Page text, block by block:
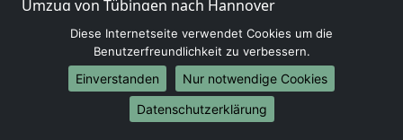
Umzug von Tübingen nach Hannover
Umzug von Tübingen nach Nürnberg
Umzug von Tübingen nach Duisburg
Umzug von Tübingen nach Bochum
Umzug von Tübingen nach Wuppertal
Umzug von Tübingen nach Bielefeld
Diese Internetseite verwendet Cookies um die
Benutzerfreundlichkeit zu verbessern.
Einverstanden
Nur notwendige Cookies
Datenschutzerklärung